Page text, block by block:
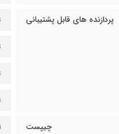
پردازنده های قابل پشتیبانی
چیپست